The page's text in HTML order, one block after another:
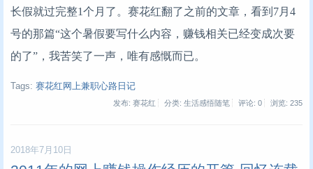
长假就过完整1个月了。赛花红翻了之前的文章，看到7月4
号的那篇“这个暑假要写什么内容，赚钱相关已经变成次要
的了”，我苦笑了一声，唯有感慨而已。
Tags: 赛花红网上兼职心路日记
发布: 赛花红 分类: 生活感悟随笔 评论: 0 浏览: 235
2018年7月10日